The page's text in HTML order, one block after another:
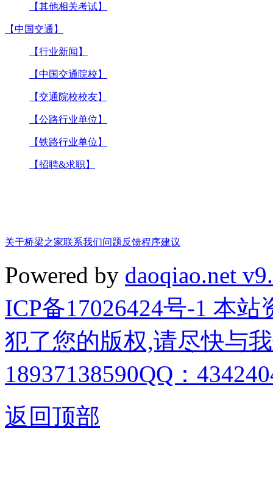
【其他相关考试】
【中国交通】
【行业新闻】
【中国交通院校】
【交通院校校友】
【公路行业单位】
【铁路行业单位】
【招聘&求职】
关于桥梁之家联系我们问题反馈程序建议
Powered by daoqiao.net
ICP备17026424号-1 本
犯了您的版权,请尽快与
18937138590QQ：
返回顶部